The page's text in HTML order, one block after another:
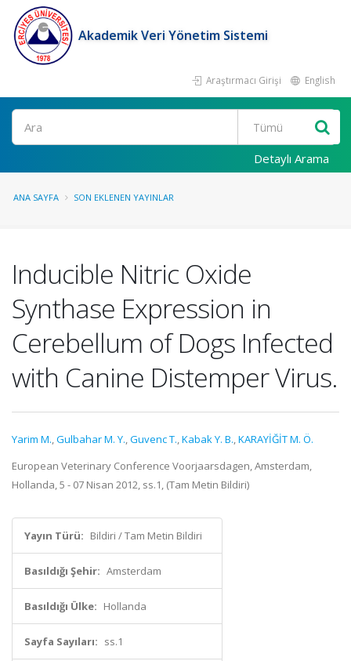
Akademik Veri Yönetim Sistemi
Araştırmacı Girişi English
Ara
Detaylı Arama
ANA SAYFA SON EKLENEN YAYINLAR
Inducible Nitric Oxide
Synthase Expression in
Cerebellum of Dogs Infected
with Canine Distemper Virus.
Yarim M.,Gulbahar M. Y.,Guvenc T.,Kabak Y. B.,KARAYİĞİT M. Ö.
European Veterinary Conference Voorjaarsdagen, Amsterdam,
Hollanda, 5 - 07 Nisan 2012, ss.1, (Tam Metin Bildiri)
Yayın Türü: Bildiri / Tam Metin Bildiri
Basıldığı Şehir: Amsterdam
Basıldığı Ülke: Hollanda
Sayfa Sayıları: ss.1